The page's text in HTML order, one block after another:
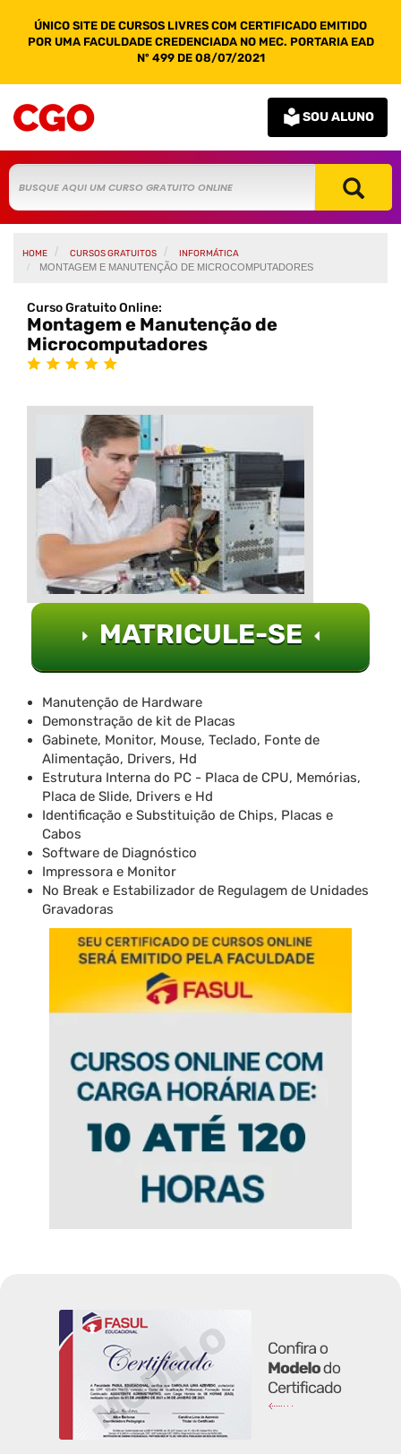
ÚNICO SITE DE CURSOS LIVRES COM CERTIFICADO EMITIDO
POR UMA FACULDADE CREDENCIADA NO MEC. PORTARIA EAD
Nº 499 DE 08/07/2021
SOU ALUNO
HOME CURSOS GRATUITOS
INFORMÁTICA
MONTAGEM E MANUTENÇÃO DE MICROCOMPUTADORES
Curso Gratuito Online:
Montagem e Manutenção de
Microcomputadores
MATRICULE-SE
Manutenção de Hardware
Demonstração de kit de Placas
Gabinete, Monitor, Mouse, Teclado, Fonte de
Alimentação, Drivers, Hd
Estrutura Interna do PC - Placa de CPU, Memórias,
Placa de Slide, Drivers e Hd
Identificação e Substituição de Chips, Placas e
Cabos
Software de Diagnóstico
Impressora e Monitor
No Break e Estabilizador de Regulagem de Unidades
Gravadoras